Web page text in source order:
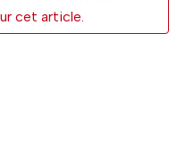
cet article.